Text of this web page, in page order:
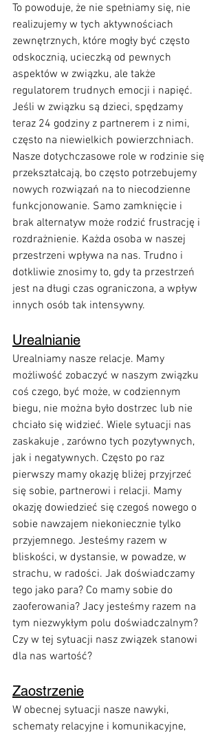
To powoduje, że nie spełniamy się, nie
realizujemy w tych aktywnościach
zewnętrznych, które mogły być często
odskocznią, ucieczką od pewnych
aspektów w związku, ale także
regulatorem trudnych emocji i napięć.
Jeśli w związku są dzieci, spędzamy
teraz 24 godziny z partnerem i z nimi,
często na niewielkich powierzchniach.
Nasze dotychczasowe role w rodzinie się
przekształcają, bo często potrzebujemy
nowych rozwiązań na to niecodzienne
funkcjonowanie. Samo zamknięcie i
brak alternatyw może rodzić frustrację i
rozdrażnienie. Każda osoba w naszej
przestrzeni wpływa na nas. Trudno i
dotkliwie znosimy to, gdy ta przestrzeń
jest na długi czas ograniczona, a wpływ
innych osób tak intensywny.
Urealnianie
Urealniamy nasze relacje. Mamy
możliwość zobaczyć w naszym związku
coś czego, być może, w codziennym
biegu, nie można było dostrzec lub nie
chciało się widzieć. Wiele sytuacji nas
zaskakuje , zarówno tych pozytywnych,
jak i negatywnych. Często po raz
pierwszy mamy okazję bliżej przyjrzeć
się sobie, partnerowi i relacji. Mamy
okazję dowiedzieć się czegoś nowego o
sobie nawzajem niekoniecznie tylko
przyjemnego. Jesteśmy razem w
bliskości, w dystansie, w powadze, w
strachu, w radości. Jak doświadczamy
tego jako para? Co mamy sobie do
zaoferowania? Jacy jesteśmy razem na
tym niezwykłym polu doświadczalnym?
Czy w tej sytuacji nasz związek stanowi
dla nas wartość?
Zaostrzenie
W obecnej sytuacji nasze nawyki,
schematy relacyjne i komunikacyjne,